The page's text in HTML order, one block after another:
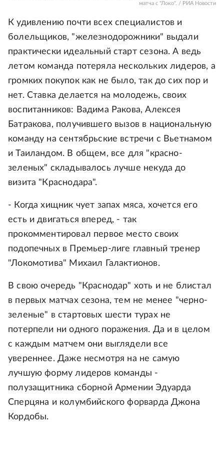
матча с "Локо". / РИА Новости
К удивлению почти всех специалистов и
болельщиков, "железнодорожники" выдали
практически идеальный старт сезона. А ведь
летом команда потеряла нескольких лидеров, а
громких покупок как не было, так до сих пор и
нет. Ставка делается на молодежь, своих
воспитанников: Вадима Ракова, Алексея
Батракова, получившего вызов в национальную
команду на сентябрьские встречи с Вьетнамом
и Таиландом. В общем, все для "красно-
зеленых" складывалось лучше некуда до
визита "Краснодара".
- Когда хищник чует запах мяса, хочется его
есть и двигаться вперед, - так
прокомментировал первое место своих
подопечных в Премьер-лиге главный тренер
"Локомотива" Михаил Галактионов.
В свою очередь "Краснодар" хоть и не блистал
в первых матчах сезона, тем не менее "черно-
зеленые" в стартовых шести турах не
потерпели ни одного поражения. Да и в целом
с каждым матчем они выглядели все
увереннее. Даже несмотря на не самую
лучшую форму лидеров команды -
полузащитника сборной Армении Эдуарда
Сперцяна и колумбийского форварда Джона
Кордобы.